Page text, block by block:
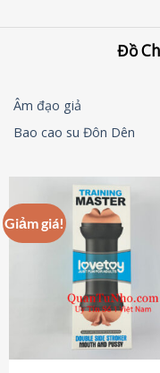
Đồ
Âm đạo giả
Bao cao su Đôn Dên
Giảm giá!